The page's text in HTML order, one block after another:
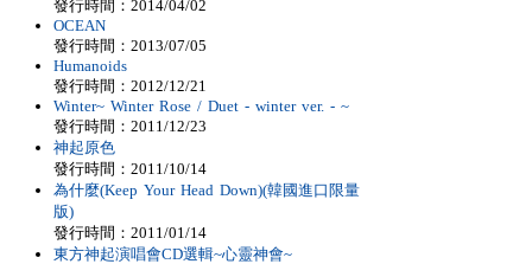
發行時間：2014/04/02
OCEAN
發行時間：2013/07/05
Humanoids
發行時間：2012/12/21
Winter~ Winter Rose / Duet - winter ver. - ~
發行時間：2011/12/23
神起原色
發行時間：2011/10/14
為什麼(Keep Your Head Down)(韓國進口限量
版)
發行時間：2011/01/14
東方神起演唱會CD選輯~心靈神會~